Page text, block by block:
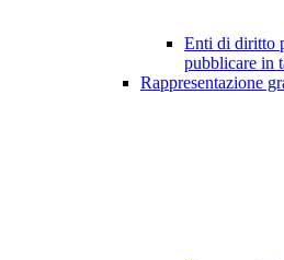
Enti di diritto
pubblicare in
Rappresentazione